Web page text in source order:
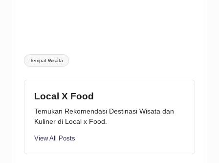
Tags:
Tempat Wisata
Local X Food
Temukan Rekomendasi Destinasi Wisata dan
Kuliner di Local x Food.
View All Posts